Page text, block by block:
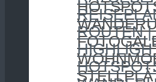
ROUTEN |